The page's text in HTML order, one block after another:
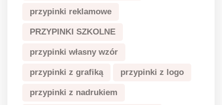
przypinki reklamowe
PRZYPINKI SZKOLNE
przypinki własny wzór
przypinki z grafiką przypinki z logo
przypinki z nadrukiem